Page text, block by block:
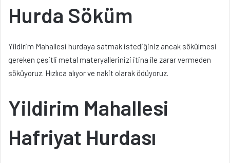
Hurda Söküm
Yildirim Mahallesi hurdaya satmak istediğiniz ancak sökülmesi
gereken çeşitli metal materyallerinizi itina ile zarar vermeden
söküyoruz. Hızlıca alıyor ve nakit olarak ödüyoruz.
Yildirim Mahallesi
Hafriyat Hurdası